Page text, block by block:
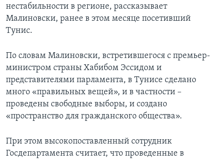
нестабильности в регионе, рассказывает
Малиновски, ранее в этом месяце посетивший
Тунис.
По словам Малиновски, встретившегося с премьер-
министром страны Хабибом Эссидом и
представителями парламента, в Тунисе сделано
много «правильных вещей», и в частности –
проведены свободные выборы, и создано
«пространство для гражданского общества».
При этом высокопоставленный сотрудник
Госдепартамента считает, что проведенные в